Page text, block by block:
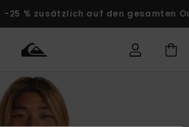
-25 % zusätzlich auf den gesamten
Kleidung
Kleidung
Shop
Surf Shop
Männer
Snow Shop
Männer
Outlet
Herren
Auf meine
Bestellung
zugreifen